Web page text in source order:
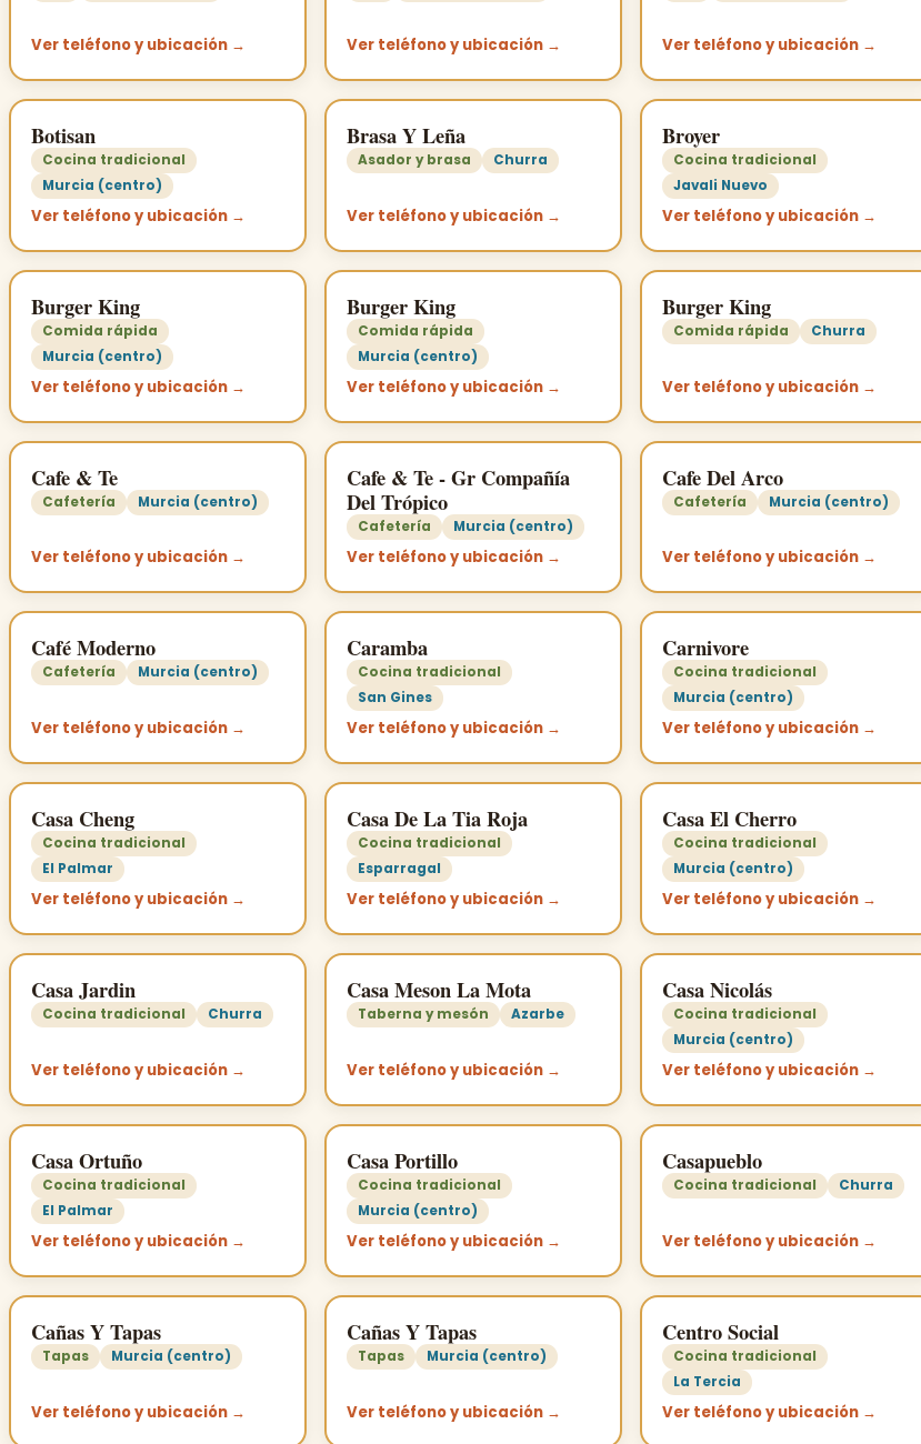
Ver teléfono y ubicación → Ver teléfono y ubicación → Ver teléfono y ubicación →
Botisan
Cocina tradicional
Murcia (centro)
Ver teléfono y ubicación →
Brasa Y Leña
Asador y brasa Churra
Ver teléfono y ubicación →
Broyer
Cocina tradicional
Javali Nuevo
Ver teléfono y ubicación →
Burger King
Comida rápida
Murcia (centro)
Ver teléfono y ubicación →
Burger King
Comida rápida
Murcia (centro)
Ver teléfono y ubicación →
Burger King
Comida rápida Churra
Ver teléfono y ubicación →
Cafe & Te
Cafetería Murcia (centro)
Ver teléfono y ubicación →
Cafe & Te - Gr Compañía
Del Trópico
Cafetería Murcia (centro)
Ver teléfono y ubicación →
Cafe Del Arco
Cafetería Murcia (centro)
Ver teléfono y ubicación →
Café Moderno
Cafetería Murcia (centro)
Ver teléfono y ubicación →
Caramba
Cocina tradicional
San Gines
Ver teléfono y ubicación →
Carnivore
Cocina tradicional
Murcia (centro)
Ver teléfono y ubicación →
Casa Cheng
Cocina tradicional
El Palmar
Ver teléfono y ubicación →
Casa De La Tia Roja
Cocina tradicional
Esparragal
Ver teléfono y ubicación →
Casa El Cherro
Cocina tradicional
Murcia (centro)
Ver teléfono y ubicación →
Casa Jardin
Cocina tradicional Churra
Ver teléfono y ubicación →
Casa Meson La Mota
Taberna y mesón Azarbe
Ver teléfono y ubicación →
Casa Nicolás
Cocina tradicional
Murcia (centro)
Ver teléfono y ubicación →
Casa Ortuño
Cocina tradicional
El Palmar
Ver teléfono y ubicación →
Casa Portillo
Cocina tradicional
Murcia (centro)
Ver teléfono y ubicación →
Casapueblo
Cocina tradicional Churra
Ver teléfono y ubicación →
Cañas Y Tapas
Tapas Murcia (centro)
Ver teléfono y ubicación →
Cañas Y Tapas
Tapas Murcia (centro)
Ver teléfono y ubicación →
Centro Social
Cocina tradicional
La Tercia
Ver teléfono y ubicación →